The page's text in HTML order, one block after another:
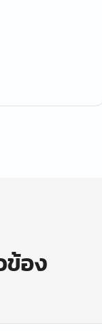
ข้อง